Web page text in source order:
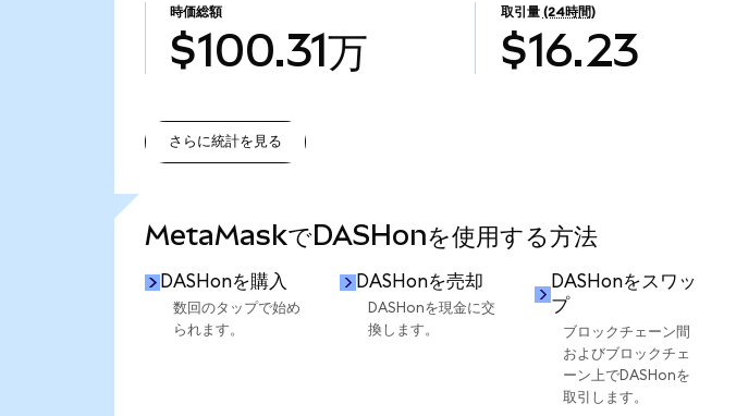
時価総額
$100.31万
取引量 (24時間)
$16.23
さらに統計を見る
MetaMaskでDASHonを使用する方法
DASHonを購入
数回のタップで始め
られます。
DASHonを売却
DASHonを現金に交
換します。
DASHonをスワッ
プ
ブロックチェーン間
およびブロックチェ
ーン上でDASHonを
取引します。